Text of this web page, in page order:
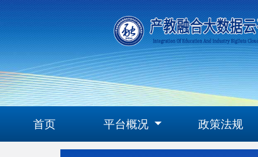
首页 平台概况 政策法规